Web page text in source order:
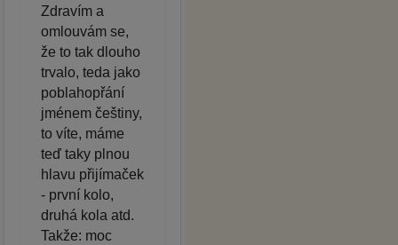
Zdravím a
omlouvám se,
že to tak dlouho
trvalo, teda jako
poblahopřání
jménem češtiny,
to víte, máme
teď taky plnou
hlavu přijímaček
- první kolo,
druhá kola atd.
Takže: moc